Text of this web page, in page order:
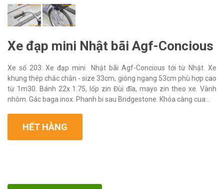
Xe đạp mini Nhật bãi Agf-Concious
Xe số 203: Xe đạp mini Nhật bãi Agf-Concious tới từ Nhật. Xe
khung thép chắc chắn - size 33cm, gióng ngang 53cm phù hợp cao
từ 1m30. Bánh 22x 1.75, lốp zin Đùi đĩa, mayo zin theo xe. Vành
nhôm. Gác baga inox. Phanh bi sau Bridgestone. Khóa càng cua...
HẾT HÀNG